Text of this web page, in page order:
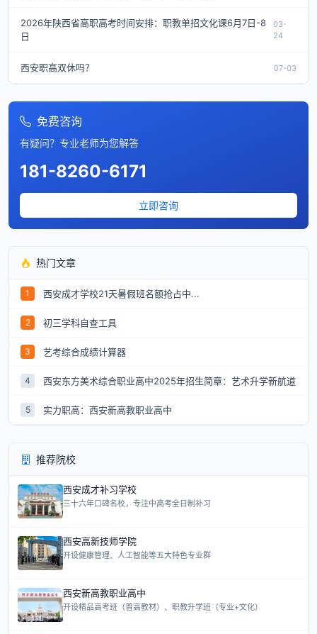
2026年陕西省高职高考时间安排：职教单招文化课6月7日-8
日
03-
24
西安职高双休吗？ 07-03
免费咨询
有疑问？专业老师为您解答
181-8260-6171
立即咨询
热门文章
1 西安成才学校21天暑假班名额抢占中...
2 初三学科自查工具
3 艺考综合成绩计算器
4 西安东方美术综合职业高中2025年招生简章：艺术升学新航道
5 实力职高：西安新高教职业高中
推荐院校
西安成才补习学校
三十六年口碑名校，专注中高考全日制补习
西安高新技师学院
开设健康管理、人工智能等五大特色专业群
西安新高教职业高中
开设精品高考班（普高教材）、职教升学班（专业+文化）